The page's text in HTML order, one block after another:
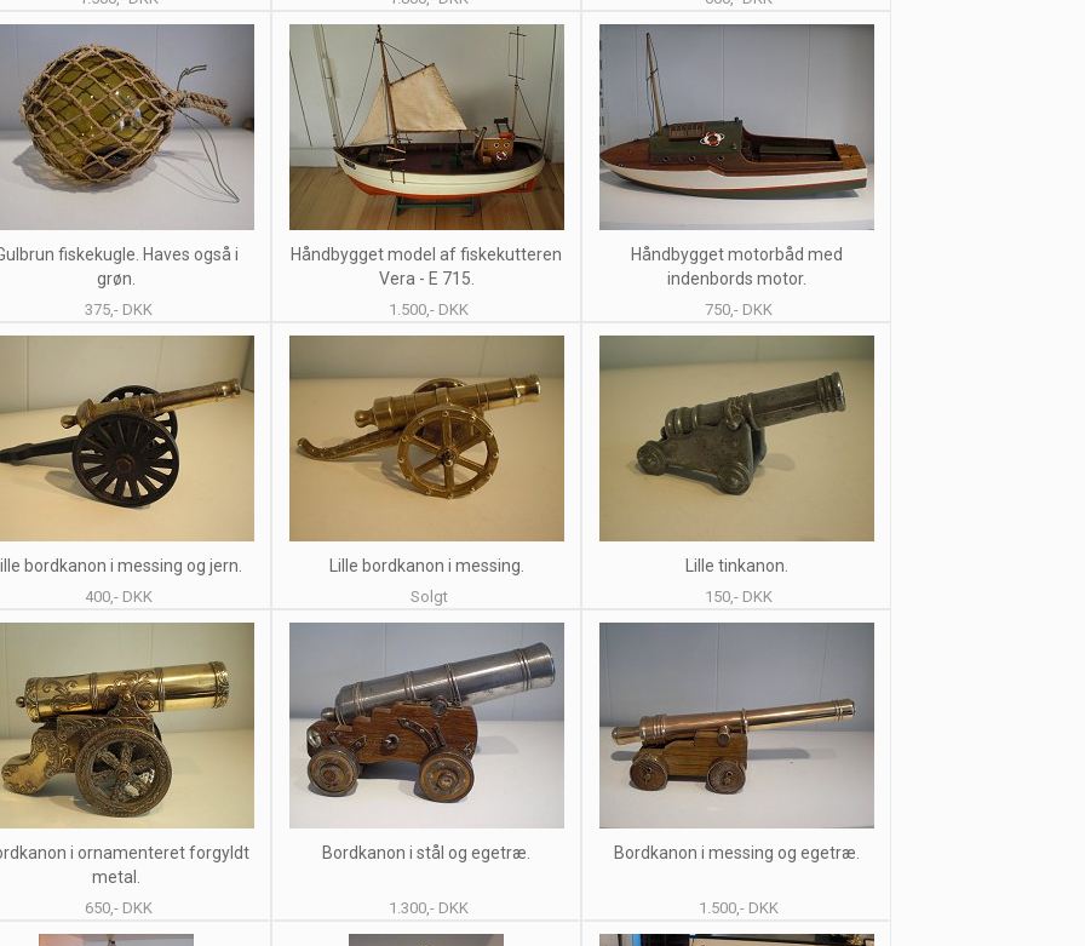
fiskekugle. Haves også i
grøn.
375,- DKK
Håndbygget model af fiskekutteren
Vera - E 715.
1.500,- DKK
Håndbygget motorbåd med
indenbords motor.
750,- DKK
bordkanon i messing og jern.
400,- DKK
Lille bordkanon i messing.
Solgt
Lille tinkanon.
150,- DKK
i ornamenteret forgyldt
metal.
650,- DKK
Bordkanon i stål og egetræ.
1.300,- DKK
Bordkanon i messing og egetræ.
1.500,- DKK